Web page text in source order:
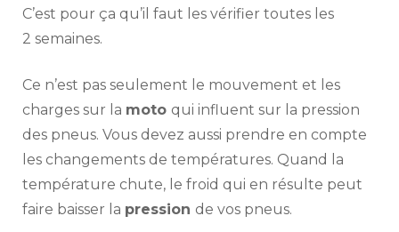
C’est pour ça qu’il faut les vérifier toutes les
2 semaines.
Ce n’est pas seulement le mouvement et les
charges sur la moto qui influent sur la pression
des pneus. Vous devez aussi prendre en compte
les changements de températures. Quand la
température chute, le froid qui en résulte peut
faire baisser la pression de vos pneus.